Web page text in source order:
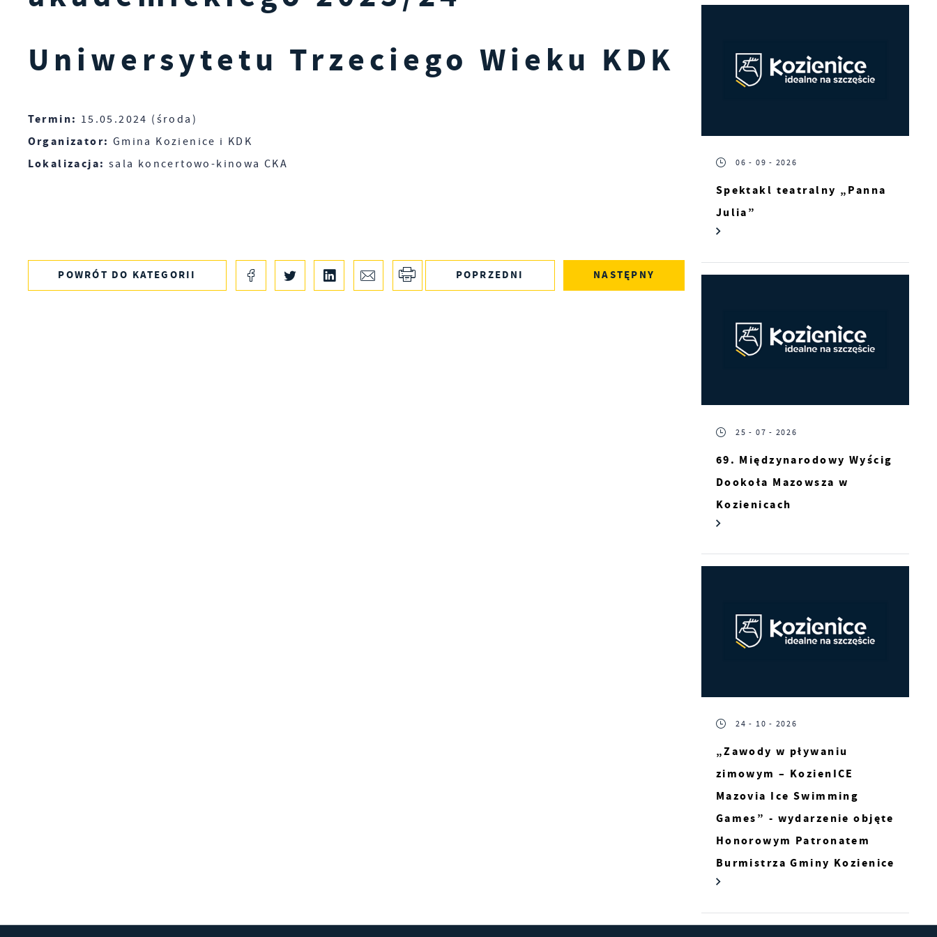
Uniwersytetu Trzeciego Wieku KDK
Termin: 15.05.2024 (środa)
Organizator: Gmina Kozienice i KDK
Lokalizacja: sala koncertowo-kinowa CKA
POWRÓT DO KATEGORII POPRZEDNI NASTĘPNY
06 - 09 - 2026
Spektakl teatralny „Panna
Julia”
25 - 07 - 2026
69. Międzynarodowy Wyścig
Dookoła Mazowsza w
Kozienicach
24 - 10 - 2026
„Zawody w pływaniu
zimowym – KozienICE
Mazovia Ice Swimming
Games” - wydarzenie objęte
Honorowym Patronatem
Burmistrza Gminy Kozienice
Więcej